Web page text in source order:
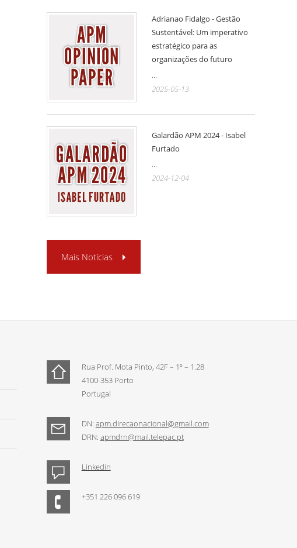
Adrianao Fidalgo - Gestão
Sustentável: Um imperativo
estratégico para as
organizações do futuro
...
2025-05-13
Galardão APM 2024 - Isabel
Furtado
...
2024-12-04
Mais Notícias
Rua Prof. Mota Pinto, 42F – 1º – 1.28
4100-353 Porto
Portugal
DN: apm.direcaonacional@gmail.com
DRN: apmdrn@mail.telepac.pt
Linkedin
+351 226 096 619